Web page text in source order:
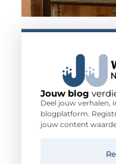
Jouw blog
Deel jouw verhalen,
blogplatform.
jouw content